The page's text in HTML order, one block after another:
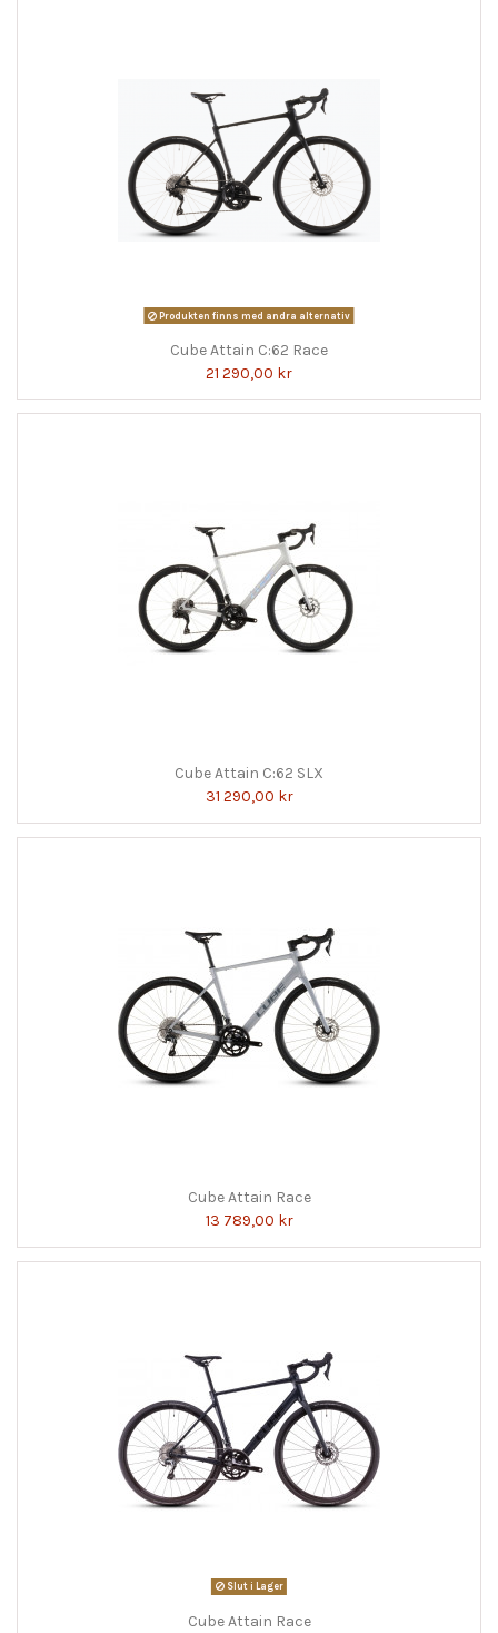
Produkten finns med andra alternativ
Cube Attain C:62 Race
21 290,00 kr
Cube Attain C:62 SLX
31 290,00 kr
Cube Attain Race
13 789,00 kr
Slut i Lager
Cube Attain Race